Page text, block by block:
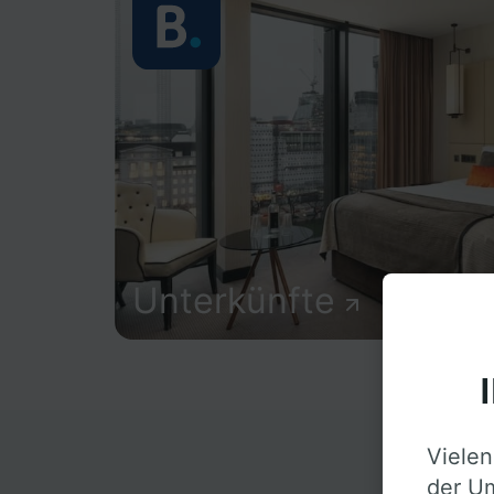
Unterkünfte
der